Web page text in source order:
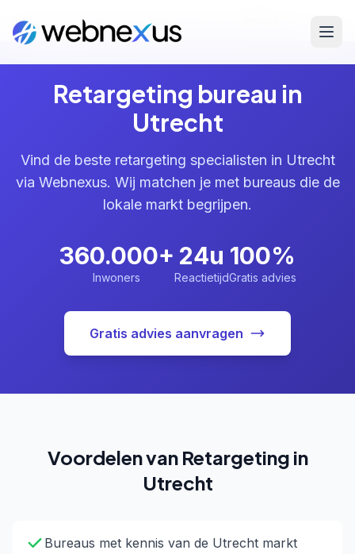
Home Diensten Retargeting
Retargeting bureau in
Utrecht
Vind de beste retargeting specialisten in Utrecht
via Webnexus. Wij matchen je met bureaus die de
lokale markt begrijpen.
360.000+
Inwoners
24u
Reactietijd
100%
Gratis advies
Gratis advies aanvragen
Voordelen van Retargeting in
Utrecht
Bureaus met kennis van de Utrecht markt